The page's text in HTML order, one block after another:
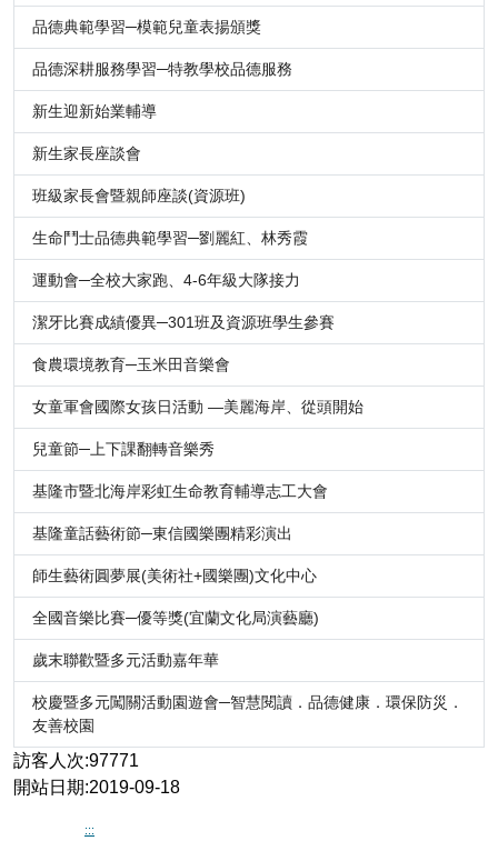
品德典範學習─模範兒童表揚頒獎
品德深耕服務學習─特教學校品德服務
新生迎新始業輔導
新生家長座談會
班級家長會暨親師座談(資源班)
生命鬥士品德典範學習─劉麗紅、林秀霞
運動會─全校大家跑、4-6年級大隊接力
潔牙比賽成績優異─301班及資源班學生參賽
食農環境教育─玉米田音樂會
女童軍會國際女孩日活動 —美麗海岸、從頭開始
兒童節─上下課翻轉音樂秀
基隆市暨北海岸彩虹生命教育輔導志工大會
基隆童話藝術節─東信國樂團精彩演出
師生藝術圓夢展(美術社+國樂團)文化中心
全國音樂比賽─優等獎(宜蘭文化局演藝廳)
歲末聯歡暨多元活動嘉年華
校慶暨多元闖關活動園遊會─智慧閱讀．品德健康．環保防災．
友善校園
訪客人次:97771
開站日期:2019-09-18
:::